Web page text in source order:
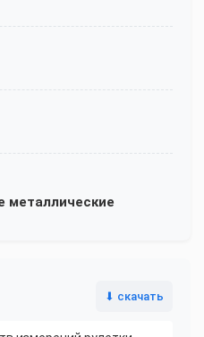
металлические
⬇ скачать